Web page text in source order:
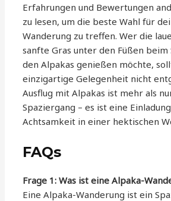
Erfahrungen und Bewertungen
zu lesen, um die beste Wahl für
Wanderung zu treffen. Wer die
sanfte Gras unter den Füßen
den Alpakas genießen möchte,
einzigartige Gelegenheit nicht
Ausflug mit Alpakas ist mehr als
Spaziergang – es ist eine
Achtsamkeit in einer hektischen
FAQs
Frage 1: Was ist eine Alpaka-
Eine Alpaka-Wanderung ist ein